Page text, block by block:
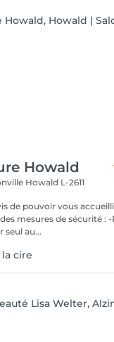
Howald
Howald L-2611
de pouvoir vous
mesures de sécurité :
seul au...
cire